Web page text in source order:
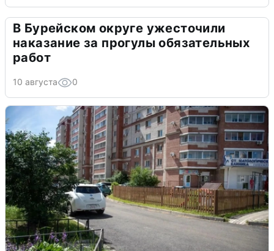
В Бурейском округе ужесточили
наказание за прогулы обязательных
работ
10 августа 0